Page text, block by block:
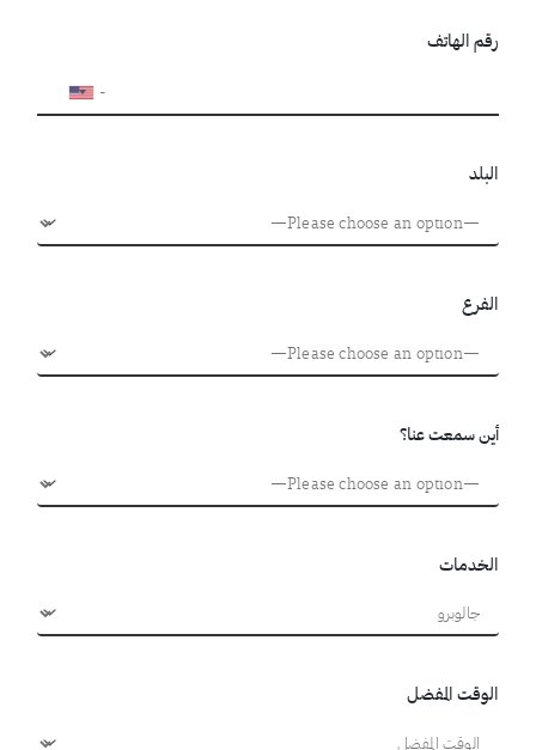
رقم الهاتف
البلد
الفرع
أين سمعت عنا؟
الخدمات
الوقت المفضل